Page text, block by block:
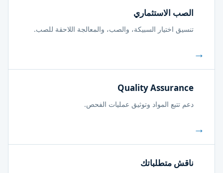
الصب الاستثماري
تنسيق اختيار السبيكة، والصب، والمعالجة اللاحقة للصب.
→
Quality Assurance
دعم تتبع المواد وتوثيق عمليات الفحص.
→
ناقش متطلباتك